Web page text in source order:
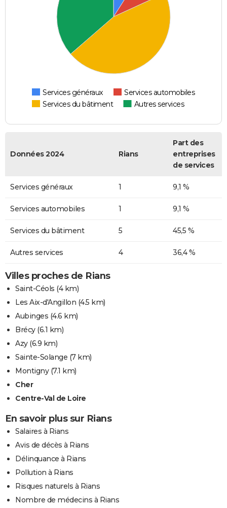
Services généraux
Services automobiles
Services du bâtiment
Autres services
Données 2024 Rians
Part des
entreprises
de services
Services généraux 1 9,1 %
Services automobiles 1 9,1 %
Services du bâtiment 5 45,5 %
Autres services 4 36,4 %
Villes proches de Rians
Saint-Céols (4 km)
Les Aix-d'Angillon (4.5 km)
Aubinges (4.6 km)
Brécy(6.1 km)
Azy(6.9 km)
Sainte-Solange (7 km)
Montigny(7.1 km)
Cher
Centre-Val de Loire
En savoir plus sur Rians
Salaires à Rians
Avis de décès à Rians
Délinquance à Rians
Pollution à Rians
Risques naturels à Rians
Nombre de médecins à Rians